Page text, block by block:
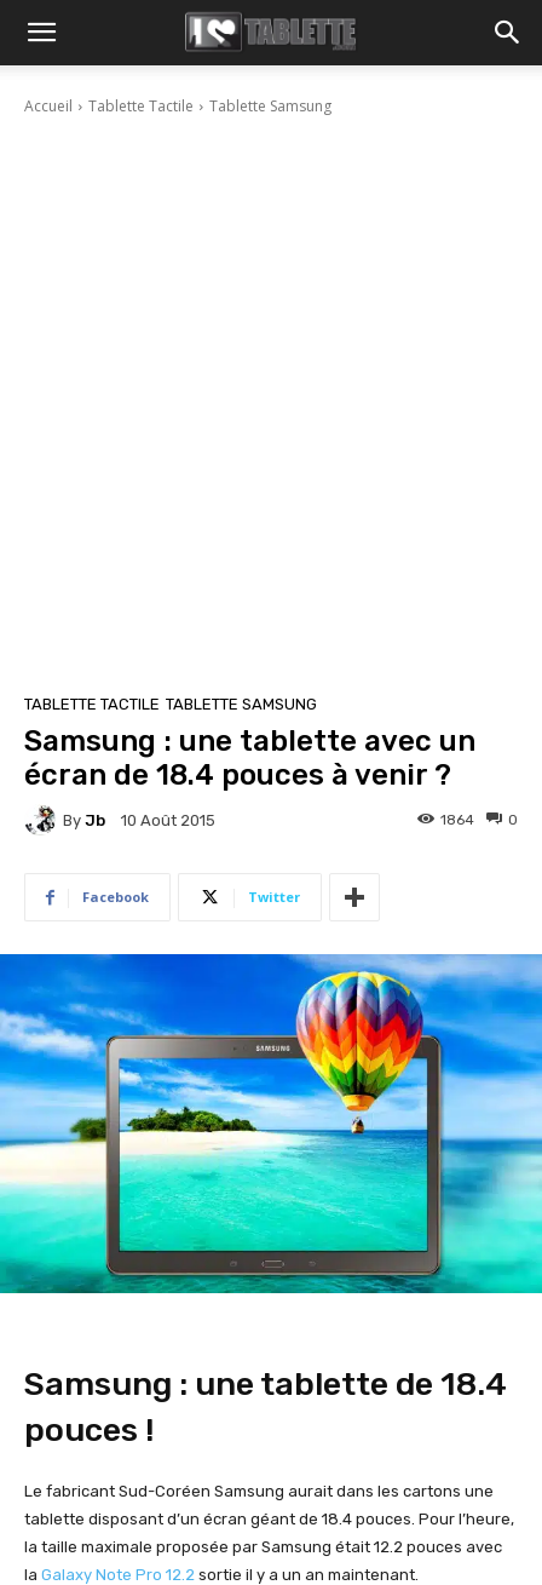
Accueil Tablette Tactile Tablette Samsung
TABLETTE TACTILE TABLETTE SAMSUNG
Samsung : une tablette avec un
écran de 18.4 pouces à venir ?
By Jb 10 Août 2015 0
1864
Facebook Twitter
Samsung : une tablette de 18.4
pouces !
Le fabricant Sud-Coréen Samsung aurait dans les cartons une
tablette disposant d’un écran géant de 18.4 pouces. Pour l’heure,
la taille maximale proposée par Samsung était 12.2 pouces avec
la Galaxy Note Pro 12.2 sortie il y a un an maintenant.